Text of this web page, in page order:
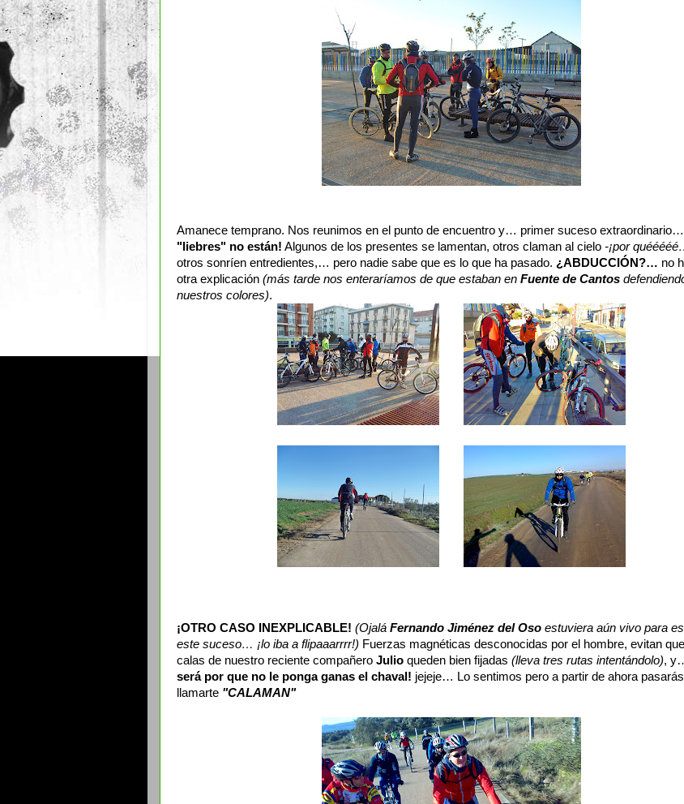
Amanece temprano. Nos reunimos en el punto de encuentro y… primer suceso extraordinario…
"liebres" no están! Algunos de los presentes se lamentan, otros claman al cielo -¡por
otros sonríen entredientes,… pero nadie sabe que es lo que ha pasado. ¿ABDUCCIÓN?… no
otra explicación (más tarde nos enteraríamos de que estaban en Fuente de Cantos
nuestros colores).
¡OTRO CASO INEXPLICABLE! (Ojalá Fernando Jiménez del Oso estuviera aún vivo para
este suceso… ¡lo iba a flipaaarrrr!) Fuerzas magnéticas desconocidas por el hombre, evitan
calas de nuestro reciente compañero Julio queden bien fijadas (lleva tres rutas intentándolo),
será por que no le ponga ganas el chaval! jejeje… Lo sentimos pero a partir de ahora
llamarte "CALAMAN"